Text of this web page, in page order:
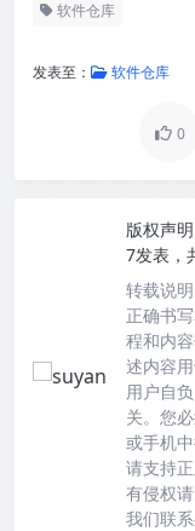
软件仓库
发表至： 软件仓库
0
版权声明
7发表，
转载说明
正确书
程和内
述内容
用户自
关。您
或手机
请支持
有侵权
我们联